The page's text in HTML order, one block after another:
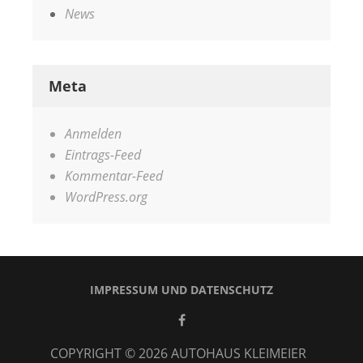
News
Meta
Anmelden
Eintrags-Feed
Kommentar-Feed
WordPress.org
IMPRESSUM UND DATENSCHUTZ
Facebook
COPYRIGHT © 2026AUTOHAUS KLEIMEIER